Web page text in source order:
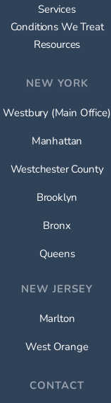
Services
Conditions We Treat
Resources
NEW YORK
Westbury (Main Office)
Manhattan
Westchester County
Brooklyn
Bronx
Queens
NEW JERSEY
Marlton
West Orange
CONTACT